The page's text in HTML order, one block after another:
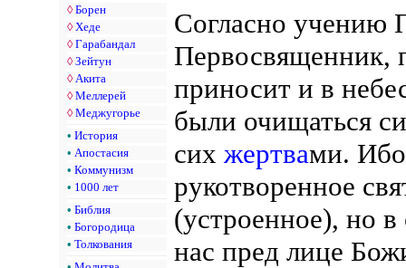
◊ Борен
◊ Хеде
◊ Гарабандал
◊ Зейтун
◊ Акита
◊ Меллерей
◊ Меджугорье
• История
• Апостасия
• Коммунизм
• 1000 лет
• Библия
• Богородица
• Толкования
Согласно учению
Первосвященник,
приносит и в
были очищаться
сих жертвами.
рукотворенное
(устроенное), но
нас пред лице